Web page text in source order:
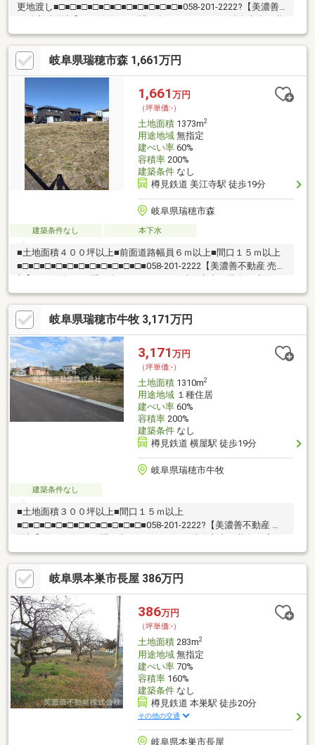
更地渡し■□■□■□■□■□■□■□■□■□■□■□■058-201-2222?【美濃善
色い店舗・黄色い看板・黄色い車を見かけたことありませんか。
私たちが美濃善不動産です！岐阜を知っている岐阜の不動産エキ
スパート！土地探しも住まい探しも建築も不動産のことならお任
せ下さい。■売買保有物件1000件以上！
岐阜県瑞穂市森 1,661万円
1,661 万円
（坪単価:-）
土地面積1373m2
用途地域無指定
建ぺい率60%
容積率200%
建築条件なし
樽見鉄道 美江寺駅 徒歩19分
岐阜県瑞穂市森
建築条件なし 本下水
■土地面積４００坪以上■前面道路幅員６ｍ以上■間口１５ｍ以上
■□■□■□■□■□■□■□■□■□■□■□■058-201-2222【美濃善不動産 売買
黄色い看板・黄色い車を見かけたことありませんか。私たちが美
濃善不動産です！岐阜を知っている岐阜の不動産エキスパート！
土地探しも住まい探しも建築も不動産のことならお任せ下さい。
■売買保有物件1000件以上！
岐阜県瑞穂市牛牧 3,171万円
3,171 万円
（坪単価:-）
土地面積1310m2
用途地域１種住居
建ぺい率60%
容積率200%
建築条件なし
樽見鉄道 横屋駅 徒歩19分
岐阜県瑞穂市牛牧
建築条件なし
■土地面積３００坪以上■間口１５ｍ以上
■□■□■□■□■□■□■□■□■□■□■□■058-201-2222?【美濃善不動産 売
舗・黄色い看板・黄色い車を見かけたことありませんか。私たち
が美濃善不動産です！岐阜を知っている岐阜の不動産エキスパー
ト！土地探しも住まい探しも建築も不動産のことならお任せ下さ
い。■売買保有物件1000件以上！
岐阜県本巣市長屋 386万円
386万円
（坪単価:-）
土地面積283m2
用途地域無指定
建ぺい率70%
容積率160%
建築条件なし
樽見鉄道 本巣駅 徒歩20分
その他の交通
岐阜県本巣市長屋